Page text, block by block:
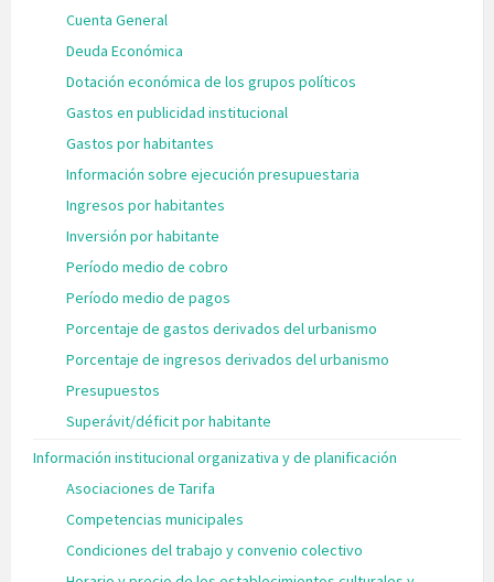
Cuenta General
Deuda Económica
Dotación económica de los grupos políticos
Gastos en publicidad institucional
Gastos por habitantes
Información sobre ejecución presupuestaria
Ingresos por habitantes
Inversión por habitante
Período medio de cobro
Período medio de pagos
Porcentaje de gastos derivados del urbanismo
Porcentaje de ingresos derivados del urbanismo
Presupuestos
Superávit/déficit por habitante
Información institucional organizativa y de planificación
Asociaciones de Tarifa
Competencias municipales
Condiciones del trabajo y convenio colectivo